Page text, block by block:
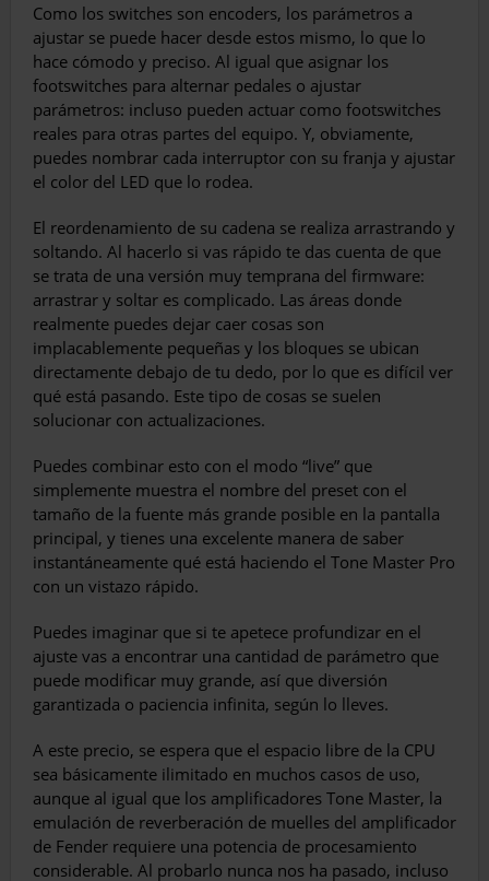
Como los switches son encoders, los parámetros a
ajustar se puede hacer desde estos mismo, lo que lo
hace cómodo y preciso. Al igual que asignar los
footswitches para alternar pedales o ajustar
parámetros: incluso pueden actuar como footswitches
reales para otras partes del equipo. Y, obviamente,
puedes nombrar cada interruptor con su franja y ajustar
el color del LED que lo rodea.
El reordenamiento de su cadena se realiza arrastrando y
soltando. Al hacerlo si vas rápido te das cuenta de que
se trata de una versión muy temprana del firmware:
arrastrar y soltar es complicado. Las áreas donde
realmente puedes dejar caer cosas son
implacablemente pequeñas y los bloques se ubican
directamente debajo de tu dedo, por lo que es difícil ver
qué está pasando. Este tipo de cosas se suelen
solucionar con actualizaciones.
Puedes combinar esto con el modo “live” que
simplemente muestra el nombre del preset con el
tamaño de la fuente más grande posible en la pantalla
principal, y tienes una excelente manera de saber
instantáneamente qué está haciendo el Tone Master Pro
con un vistazo rápido.
Puedes imaginar que si te apetece profundizar en el
ajuste vas a encontrar una cantidad de parámetro que
puede modificar muy grande, así que diversión
garantizada o paciencia infinita, según lo lleves.
A este precio, se espera que el espacio libre de la CPU
sea básicamente ilimitado en muchos casos de uso,
aunque al igual que los amplificadores Tone Master, la
emulación de reverberación de muelles del amplificador
de Fender requiere una potencia de procesamiento
considerable. Al probarlo nunca nos ha pasado, incluso